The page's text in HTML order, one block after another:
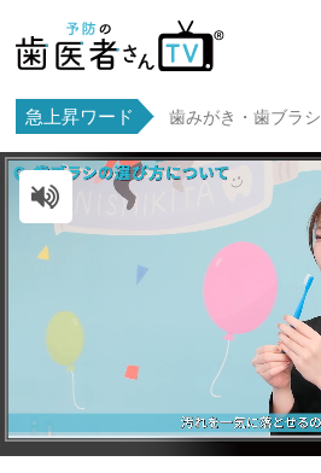
急上昇ワード 歯みがき・歯ブラシ
ミュート解除